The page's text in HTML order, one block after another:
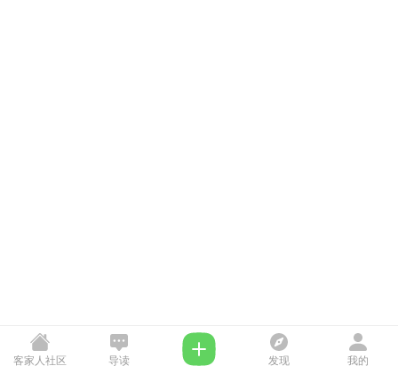
客家人社区 导读 发现 我的